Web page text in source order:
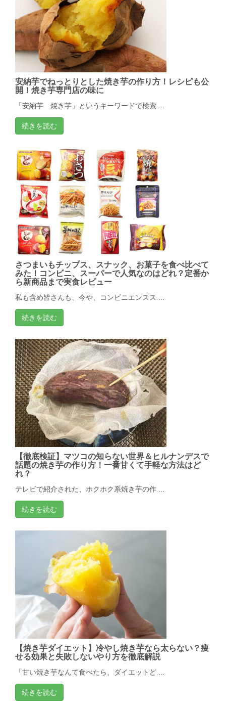
安納芋でねっとりとした焼き芋の作り方！レシピも公
開！焼き芋専門店の味に
「安納芋 焼き芋」というキーワードで検索 ...
続きを読む
さつまいもチップス、スナック、お菓子を食べ比べて
みた！コンビニ、スーパーで人気なのはどれ？定番か
ら新商品まで実食レビュー
私も含め皆さんも、今や、コンビニエンスス ...
続きを読む
【徹底検証】マツコの知らない世界＆ヒルナンデスで
話題の焼き芋の作り方！一番甘くて手軽な方法はど
れ？
テレビで紹介された、ホクホク系焼き芋の作 ...
続きを読む
【焼き芋ダイエット】冷やし焼き芋なら太らない？痩
せる効果と失敗しないやり方を徹底解説
「甘い焼き芋なんて食べたら、ダイエットど ...
続きを読む